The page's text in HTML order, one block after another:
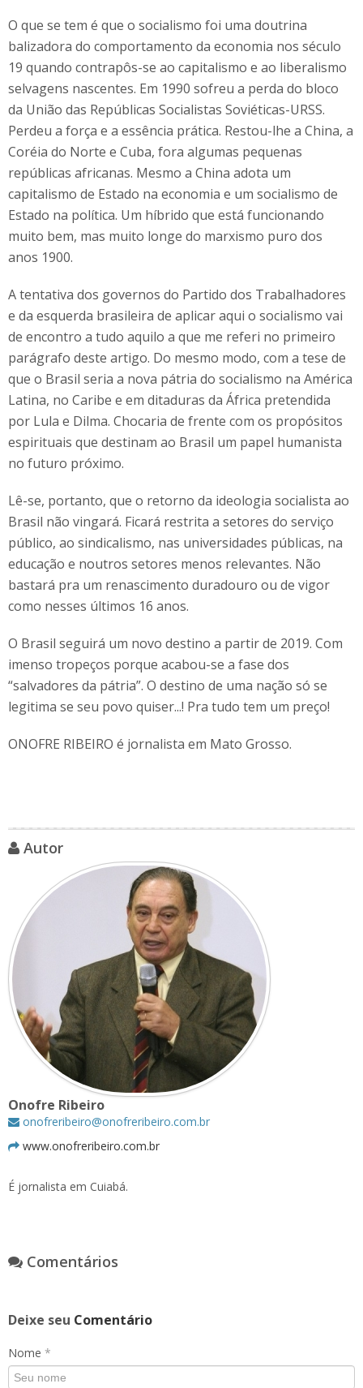
O que se tem é que o socialismo foi uma doutrina
balizadora do comportamento da economia nos século
19 quando contrapôs-se ao capitalismo e ao liberalismo
selvagens nascentes. Em 1990 sofreu a perda do bloco
da União das Repúblicas Socialistas Soviéticas-URSS.
Perdeu a força e a essência prática. Restou-lhe a China, a
Coréia do Norte e Cuba, fora algumas pequenas
repúblicas africanas. Mesmo a China adota um
capitalismo de Estado na economia e um socialismo de
Estado na política. Um híbrido que está funcionando
muito bem, mas muito longe do marxismo puro dos
anos 1900.
A tentativa dos governos do Partido dos Trabalhadores
e da esquerda brasileira de aplicar aqui o socialismo vai
de encontro a tudo aquilo a que me referi no primeiro
parágrafo deste artigo. Do mesmo modo, com a tese de
que o Brasil seria a nova pátria do socialismo na América
Latina, no Caribe e em ditaduras da África pretendida
por Lula e Dilma. Chocaria de frente com os propósitos
espirituais que destinam ao Brasil um papel humanista
no futuro próximo.
Lê-se, portanto, que o retorno da ideologia socialista ao
Brasil não vingará. Ficará restrita a setores do serviço
público, ao sindicalismo, nas universidades públicas, na
educação e noutros setores menos relevantes. Não
bastará pra um renascimento duradouro ou de vigor
como nesses últimos 16 anos.
O Brasil seguirá um novo destino a partir de 2019. Com
imenso tropeços porque acabou-se a fase dos
“salvadores da pátria”. O destino de uma nação só se
legitima se seu povo quiser...! Pra tudo tem um preço!
ONOFRE RIBEIRO é jornalista em Mato Grosso.
Autor
Onofre Ribeiro
onofreribeiro@onofreribeiro.com.br
www.onofreribeiro.com.br
É jornalista em Cuiabá.
Comentários
Deixe seu Comentário
Nome *